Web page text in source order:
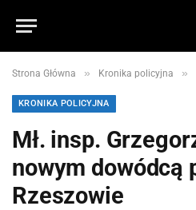
Strona Główna » Kronika policyjna »
KRONIKA POLICYJNA
Mł. insp.
nowym dowódcą
Rzeszowie